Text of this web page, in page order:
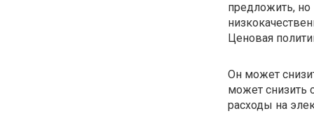
предложить,
Ценовая
Он может
может снизить
расходы на